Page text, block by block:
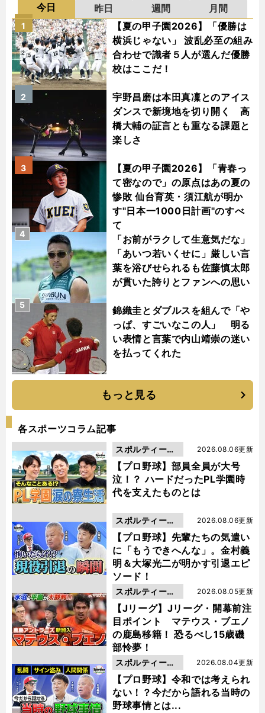
今日 昨日 週間
月間
【夏の甲子園2026】「優勝は
横浜じゃない」 波乱必至の組み
合わせで識者５人が選んだ優勝
校はここだ！
1
宇野昌磨は本田真凜とのアイス
ダンスで新境地を切り開く 高
橋大輔の証言とも重なる課題と
楽しさ
2
【夏の甲子園2026】「青春っ
て密なので」の原点はあの夏の
惨敗 仙台育英・須江航が明か
す"日本一1000日計画"のすべ
て
3
「お前がラクして生意気だな」
「あいつ若いくせに」厳しい言
葉を浴びせられるも佐藤慎太郎
が貫いた誇りとファンへの思い
4
錦織圭とダブルスを組んで「や
っぱ、すごいなこの人」 明る
い表情と言葉で内山靖崇の迷い
を払ってくれた
5
もっと見る
各スポーツコラム記事
【プロ野球】部員全員が大号
泣！？ ハードだったPL学園時
代を支えたものとは
2026.08.06更新
スポルティーバ
動画
【プロ野球】先輩たちの気遣い
に「もうできへんな」。金村義
明＆大塚光二が明かす引退エピ
ソード！
2026.08.06更新
スポルティーバ
動画
【Jリーグ】Jリーグ・開幕前注
目ポイント マテウス・ブエノ
の鹿島移籍！ 恐るべし15歳磯
部怜夢！
2026.08.05更新
スポルティーバ
動画
【プロ野球】令和では考えられ
ない！？今だから語れる当時の
野球事情とは...
2026.08.04更新
スポルティーバ
動画